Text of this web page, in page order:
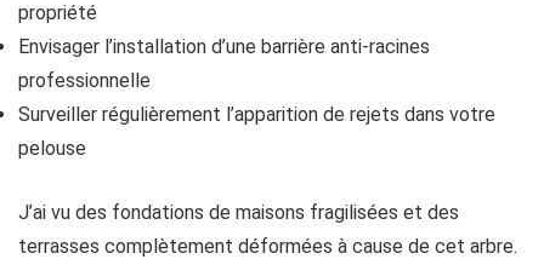
propriété
Envisager l’installation d’une barrière anti-racines
professionnelle
Surveiller régulièrement l’apparition de rejets dans votre
pelouse
J’ai vu des fondations de maisons fragilisées et des
terrasses complètement déformées à cause de cet arbre.